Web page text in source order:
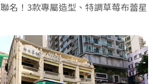
名！3款專屬造型、特調草莓布蕾星